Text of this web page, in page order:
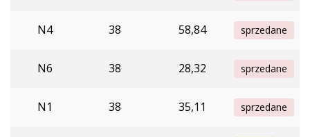
N4 38 58,84 sprzedane
N6 38 28,32 sprzedane
N1 38 35,11 sprzedane